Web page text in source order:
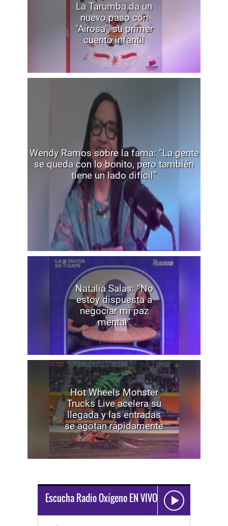
La Tarumba da un
nuevo paso con
"Airosa", su primer
cuento infantil
Wendy Ramos sobre la fama: “La gente
se queda con lo bonito, pero también
tiene un lado difícil”
Natalia Salas: “No
estoy dispuesta a
negociar mi paz
mental”
Hot Wheels Monster
Trucks Live acelera su
llegada y las entradas
se agotan rápidamente
Escucha Radio Oxígeno EN VIVO